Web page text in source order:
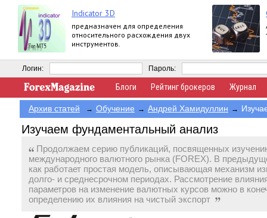
Indicator 3D
предназначен для определения
относительного расхождения двух
инструментов.
Логин: Пароль:
Блоги Рейтинг брокеров Журнал
Архив статей → Обучение → Андрей Хамидуллин →
Изучаем фундаментальный анализ
Продолжаем серию публикаций, посвященных
международного валютного рынка (FOREX). В
как работает простая модель, описывающая механизм
долго- и среднесрочном периодах. Рассмотрение
параметров на изменение валютных курсов можно в
определению их влияния на чистый экспорт